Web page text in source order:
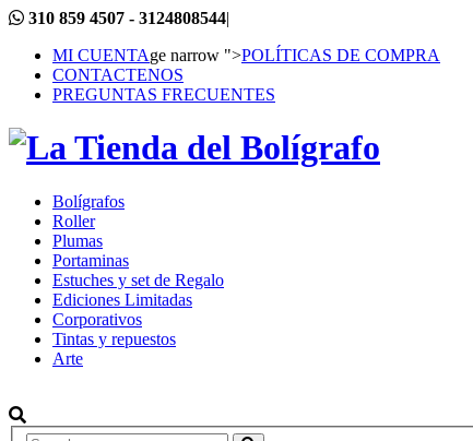
310 859 4507 - 3124808544|
MI CUENTAge narrow ">POLÍTICAS DE COMPRA
CONTACTENOS
PREGUNTAS FRECUENTES
Bolígrafos
Roller
Plumas
Portaminas
Estuches y set de Regalo
Ediciones Limitadas
Corporativos
Tintas y repuestos
Arte